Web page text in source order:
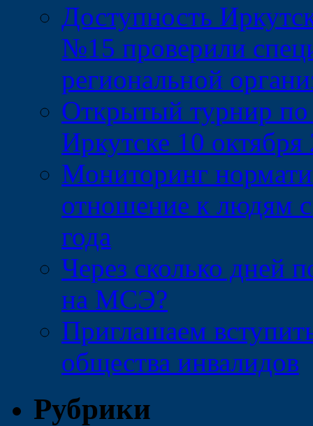
Доступность
№15 проверили
региональной
Открытый турнир по
Иркутске 10 октября
Мониторинг
отношение к людям
года
Через сколько дней
на МСЭ?
Приглашаем
общества инвалидов
Рубрики